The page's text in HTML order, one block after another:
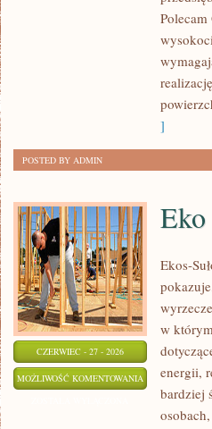
]
POSTED BY ADMIN
CZERWIEC - 27 - 2026
MOŻLIWOŚĆ KOMENTOWANIA
DOMU
Ekos-
w
energii,
bardziej